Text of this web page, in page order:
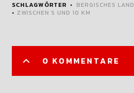
SCHLAGWÖRTER BERGISCHES LAND
• ZWISCHEN 5 UND 10 KM
0 KOMMENTARE